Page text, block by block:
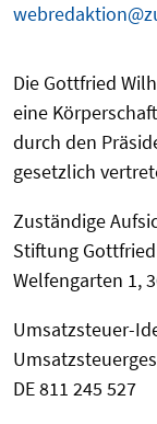
Die Gottfried
eine
durch den
gesetzlich
Zuständige
Stiftung
Welfengarten 1,
Umsatzsteuer-
DE 811 245 527